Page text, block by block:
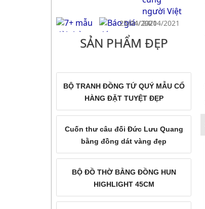
25/04/2021
7+ Mẫu Hoành Phi và Cuốn
Thư Câu đối bằng đồng đẹp
người Việt
25/04/2021
7+ mẫu đài thờ bằng đồng
đẹp giá rẻ cho bàn thờ gia
24/04/2021
Báo giá đúc
chuông đồng,
uy tín chất lượng
21/04/2021
Tổng hợp mẫu chân nến
đồng thờ cúng đẹp giá rẻ
SẢN PHẨM ĐẸP
BỘ TRANH ĐỒNG TỨ QUÝ MẪU CỔ
HÀNG ĐẶT TUYỆT ĐẸP
Cuốn thư câu đối Đức Lưu Quang
bằng đồng dát vàng đẹp
BỘ ĐỒ THỜ BẰNG ĐỒNG HUN
HIGHLIGHT 45CM